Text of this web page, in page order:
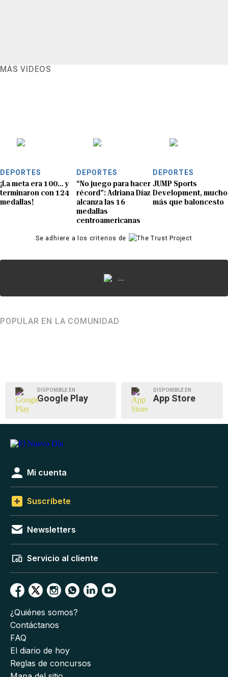
MÁS VIDEOS
DEPORTES
¡La meta era 100… y
terminaron con 124
medallas!
DEPORTES
“No juego para hacer
récord”: Adriana Díaz
alcanza las 16
medallas
centroamericanas
DEPORTES
JUMP Sports
Development, mucho
más que baloncesto
Se adhiere a los criterios de
...
POPULAR EN LA COMUNIDAD
DISPONIBLE EN
Google Play
DISPONIBLE EN
App Store
Mi cuenta
Suscríbete
Newsletters
Servicio al cliente
¿Quiénes somos?
Contáctanos
FAQ
El diario de hoy
Reglas de concursos